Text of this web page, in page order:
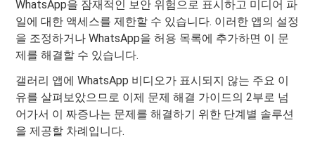
WhatsApp을 잠재적인 보안 위험으로 표시하고 미디어 파
일에 대한 액세스를 제한할 수 있습니다. 이러한 앱의 설정
을 조정하거나 WhatsApp을 허용 목록에 추가하면 이 문
제를 해결할 수 있습니다.
갤러리 앱에 WhatsApp 비디오가 표시되지 않는 주요 이
유를 살펴보았으므로 이제 문제 해결 가이드의 2부로 넘
어가서 이 짜증나는 문제를 해결하기 위한 단계별 솔루션
을 제공할 차례입니다.